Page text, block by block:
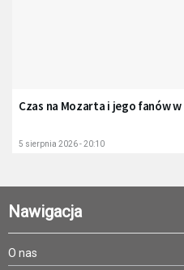
Czas na Mozarta i jego fanów w
5 sierpnia 2026 - 20:10
Nawigacja
O nas